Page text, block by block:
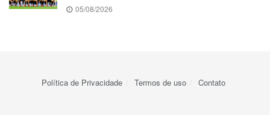
05/08/2026
Política de Privacidade Termos de uso Contato